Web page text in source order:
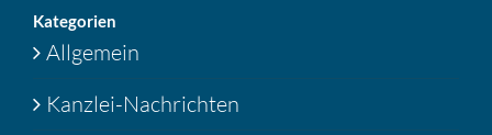
Katego­rien
Allgemein
Kanzlei-Nachrichten